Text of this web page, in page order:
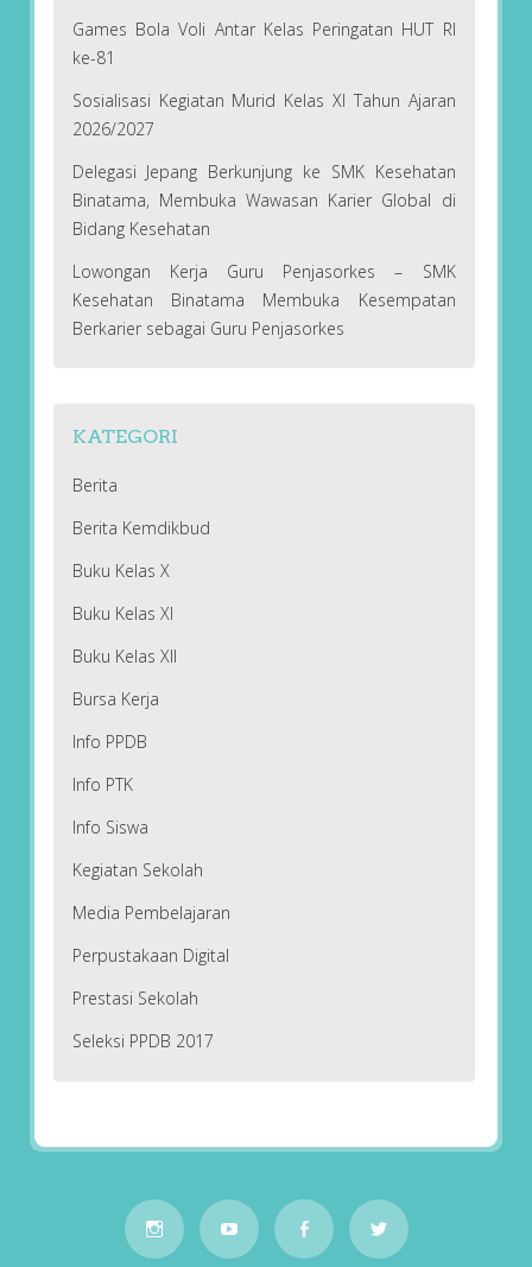
Games Bola Voli Antar Kelas Peringatan HUT RI
ke-81
Sosialisasi Kegiatan Murid Kelas XI Tahun Ajaran
2026/2027
Delegasi Jepang Berkunjung ke SMK Kesehatan
Binatama, Membuka Wawasan Karier Global di
Bidang Kesehatan
Lowongan Kerja Guru Penjasorkes – SMK
Kesehatan Binatama Membuka Kesempatan
Berkarier sebagai Guru Penjasorkes
KATEGORI
Berita
Berita Kemdikbud
Buku Kelas X
Buku Kelas XI
Buku Kelas XII
Bursa Kerja
Info PPDB
Info PTK
Info Siswa
Kegiatan Sekolah
Media Pembelajaran
Perpustakaan Digital
Prestasi Sekolah
Seleksi PPDB 2017